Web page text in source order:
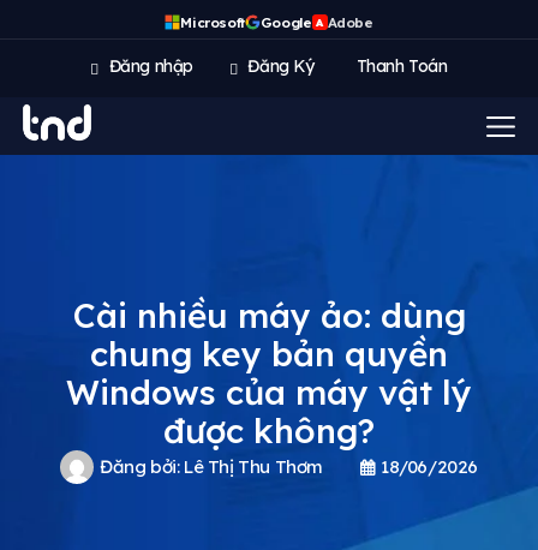
Microsoft Google A Adobe
Đăng nhập Đăng Ký Thanh Toán
Cài nhiều máy ảo: dùng
chung key bản quyền
Windows của máy vật lý
được không?
Đăng bởi: Lê Thị Thu Thơm 18/06/2026